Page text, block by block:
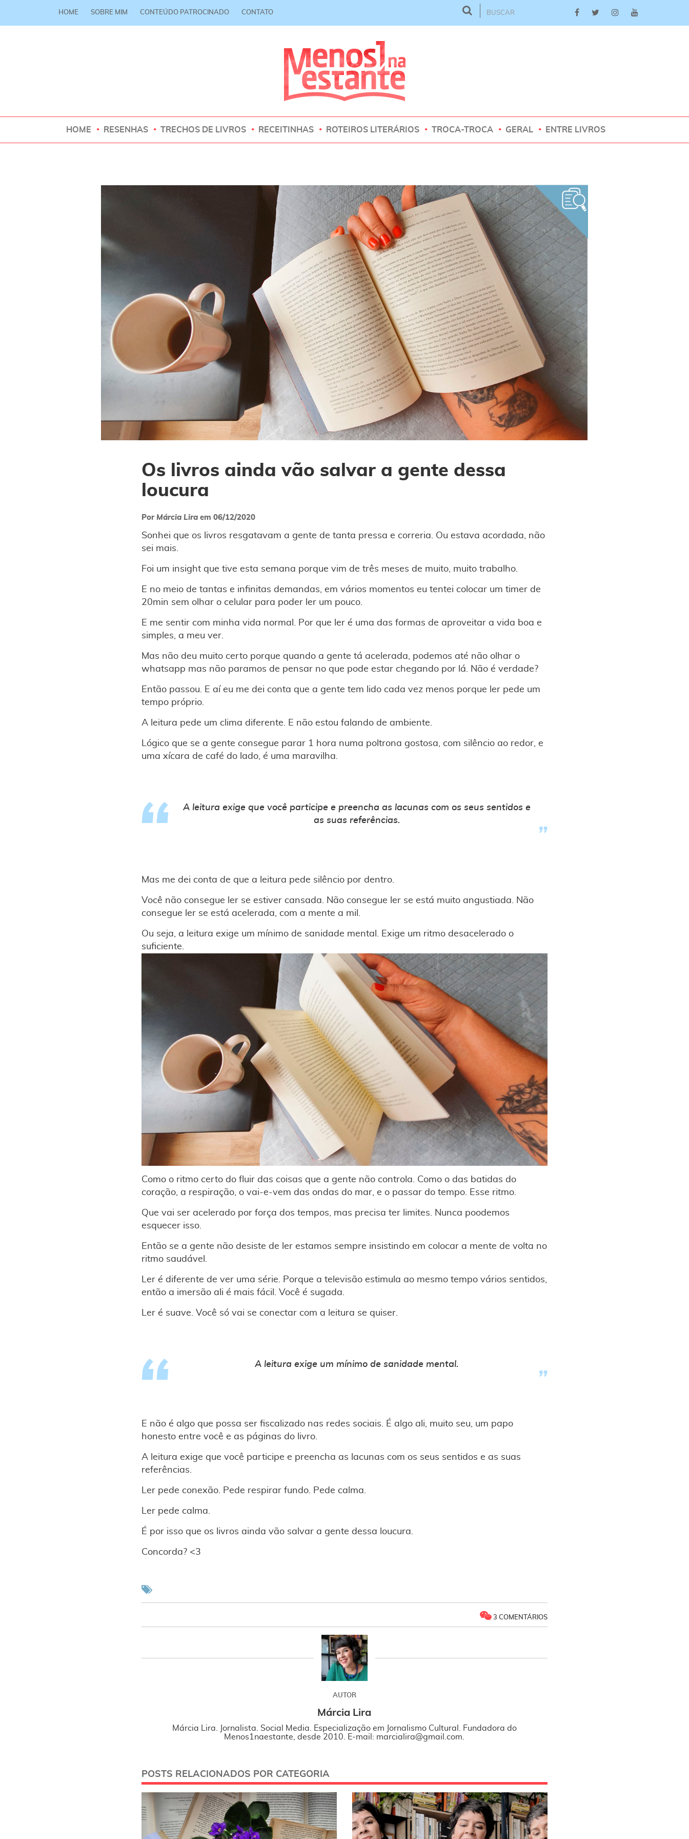
HOME SOBRE MIM CONTEÚDO PATROCINADO CONTATO
HOME RESENHAS TRECHOS DE LIVROS RECEITINHAS ROTEIROS LITERÁRIOS TROCA-TROCA GERAL ENTRE LIVROS
Os livros ainda vão salvar a gente dessa
loucura
Por Márcia Lira em06/12/2020
Sonhei que os livros resgatavam a gente de tanta pressa e correria. Ou estava acordada, não
sei mais.
Foi um insight que tive esta semana porque vim de três meses de muito, muito trabalho.
E no meio de tantas e infinitas demandas, em vários momentos eu tentei colocar um timer de
20min sem olhar o celular para poder ler um pouco.
E me sentir com minha vida normal. Por que ler é uma das formas de aproveitar a vida boa e
simples, a meu ver.
Mas não deu muito certo porque quando a gente tá acelerada, podemos até não olhar o
whatsapp mas não paramos de pensar no que pode estar chegando por lá. Não é verdade?
Então passou. E aí eu me dei conta que a gente tem lido cada vez menos porque ler pede um
tempo próprio.
A leitura pede um clima diferente. E não estou falando de ambiente.
Lógico que se a gente consegue parar 1 hora numa poltrona gostosa, com silêncio ao redor, e
uma xícara de café do lado, é uma maravilha.
A leitura exige que você participe e preencha as lacunas com os seus sentidos e
as suas referências.
Mas me dei conta de que a leitura pede silêncio por dentro.
Você não consegue ler se estiver cansada. Não consegue ler se está muito angustiada. Não
consegue ler se está acelerada, com a mente a mil.
Ou seja, a leitura exige um mínimo de sanidade mental. Exige um ritmo desacelerado o
suficiente.
Como o ritmo certo do fluir das coisas que a gente não controla. Como o das batidas do
coração, a respiração, o vai-e-vem das ondas do mar, e o passar do tempo. Esse ritmo.
Que vai ser acelerado por força dos tempos, mas precisa ter limites. Nunca poodemos
esquecer isso.
Então se a gente não desiste de ler estamos sempre insistindo em colocar a mente de volta no
ritmo saudável.
Ler é diferente de ver uma série. Porque a televisão estimula ao mesmo tempo vários sentidos,
então a imersão ali é mais fácil. Você é sugada.
Ler é suave. Você só vai se conectar com a leitura se quiser.
A leitura exige um mínimo de sanidade mental.
E não é algo que possa ser fiscalizado nas redes sociais. É algo ali, muito seu, um papo
honesto entre você e as páginas do livro.
A leitura exige que você participe e preencha as lacunas com os seus sentidos e as suas
referências.
Ler pede conexão. Pede respirar fundo. Pede calma.
Ler pede calma.
É por isso que os livros ainda vão salvar a gente dessa loucura.
Concorda? <3
3 COMENTÁRIOS
AUTOR
Márcia Lira
Márcia Lira. Jornalista. Social Media. Especialização em Jornalismo Cultural. Fundadora do
Menos1naestante, desde 2010. E-mail: marcialira@gmail.com.
POSTS RELACIONADOS POR CATEGORIA